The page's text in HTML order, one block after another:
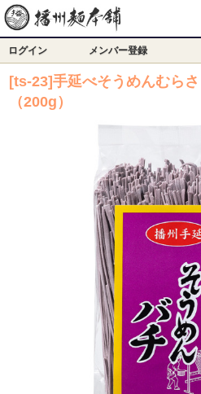
ログイン メンバー登録
[ts-23]手延べそうめんむら
（200g）